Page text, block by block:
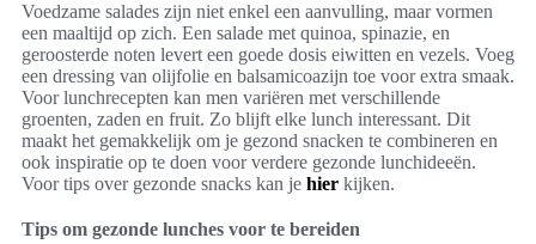
Voedzame salades zijn niet enkel een aanvulling, maar vormen
een maaltijd op zich. Een salade met quinoa, spinazie, en
geroosterde noten levert een goede dosis eiwitten en vezels. Voeg
een dressing van olijfolie en balsamicoazijn toe voor extra smaak.
Voor lunchrecepten kan men variëren met verschillende
groenten, zaden en fruit. Zo blijft elke lunch interessant. Dit
maakt het gemakkelijk om je gezond snacken te combineren en
ook inspiratie op te doen voor verdere gezonde lunchideeën.
Voor tips over gezonde snacks kan je hier kijken.
Tips om gezonde lunches voor te bereiden